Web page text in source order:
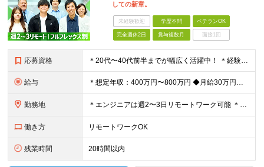
しての新章。
未経験歓迎 学歴不問 ベテランOK
完全週休2日 賞与複数月 面接1回
応募資格 ＊20代〜40代前半までが幅広く活躍中！ ＊経験の浅い方も歓迎します ◆C#を用いたプログラミングやシステム開発の経験をお持ちの方 ◆学歴・業界知識は一切不問 ★求める人物像： ・「指示通りに作る
給与 ＊想定年収：400万円〜800万円 ◆月給30万円以上（各種手当含む＋残業代＋賞与年2回 ※残業代は全額支給 ※試用期間3か月あり（試用期間中の一部手当の支給なし/給与差異なし） 【固定残業代につ
勤務地 ＊エンジニアは週2〜3日リモートワーク可能 ＊希望を考慮し決定！ ＊転勤なし ◆東京本社（千代田区）または名古屋事業所（名古屋市） 【東京本社】 東京都千代⽥区岩本町2丁⽬8番12号 NKビル9F
働き方 リモートワークOK
残業時間 20時間以内